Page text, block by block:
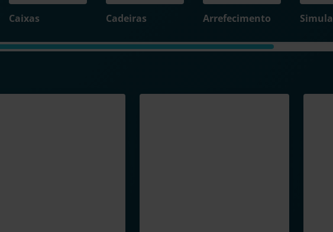
Caixas Cadeiras Arrefecimento